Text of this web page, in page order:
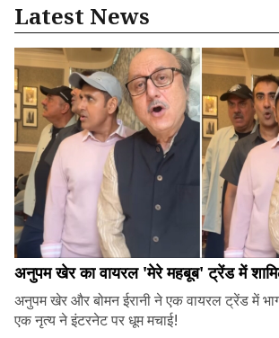
Latest News
अनुपम खेर का वायरल 'मेरे महबूब' ट्रेंड में
अनुपम खेर और बोमन ईरानी ने एक वायरल ट्रेंड में
एक नृत्य ने इंटरनेट पर धूम मचाई!